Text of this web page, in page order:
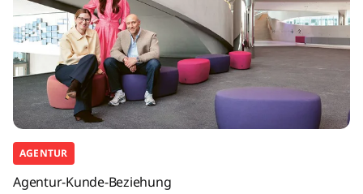
AGENTUR
Agentur-Kunde-Beziehung